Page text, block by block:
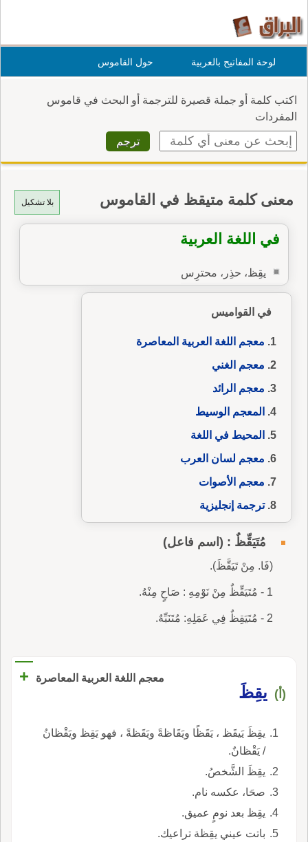
لوحة المفاتيح بالعربية حول القاموس
اكتب كلمة أو جملة قصيرة للترجمة أو البحث في قاموس
المفردات
بلا تشكيل معنى كلمة متيقظ في القاموس
في اللغة العربية
يقِظ، حذِر، محترِس
في القواميس
معجم اللغة العربية المعاصرة
معجم الغني
معجم الرائد
المعجم الوسيط
المحيط في اللغة
معجم لسان العرب
معجم الأصوات
ترجمة إنجليزية
مُتَيَقِّظٌ : (اسم فاعل)
(فَا. مِنْ تَيَقَّظَ).
1 - مُتَيَقِّظٌ مِنْ نَوْمِهِ : صَاحٍ مِنْهُ.
2 - مُتَيَقِظٌ فِي عَمَلِهِ: مُتَنَبِّهٌ.
معجم اللغة العربية المعاصرة +
(أ) يقِظَ
يقِظَ يَيقَظ ، يَقَظًا ويَقَاظةً ويَقَظةً ، فهو يَقِظ ويَقْظانُ
/ يَقْظانٌ.
يقِظَ الشَّخصُ.
صحَا، عكسه نام.
يقِظ بعد نومٍ عميق.
باتت عيني يقِظة تراعيك.